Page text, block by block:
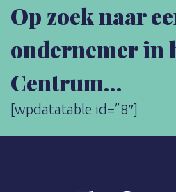
Op zoek naar
ondernemer in
Centrum…
[wpdatatable id=”8″]